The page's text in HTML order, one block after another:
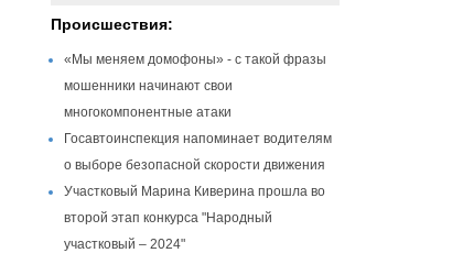
Происшествия:
«Мы меняем домофоны» - с такой фразы
мошенники начинают свои
многокомпонентные атаки
Госавтоинспекция напоминает водителям
о выборе безопасной скорости движения
Участковый Марина Киверина прошла во
второй этап конкурса "Народный
участковый – 2024"